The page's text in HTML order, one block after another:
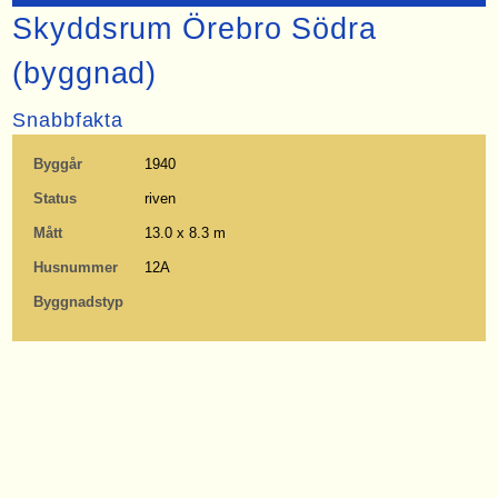
Skyddsrum Örebro Södra
(byggnad)
Snabbfakta
Byggår 1940
Status riven
Mått 13.0 x 8.3 m
Husnummer 12A
Byggnadstyp